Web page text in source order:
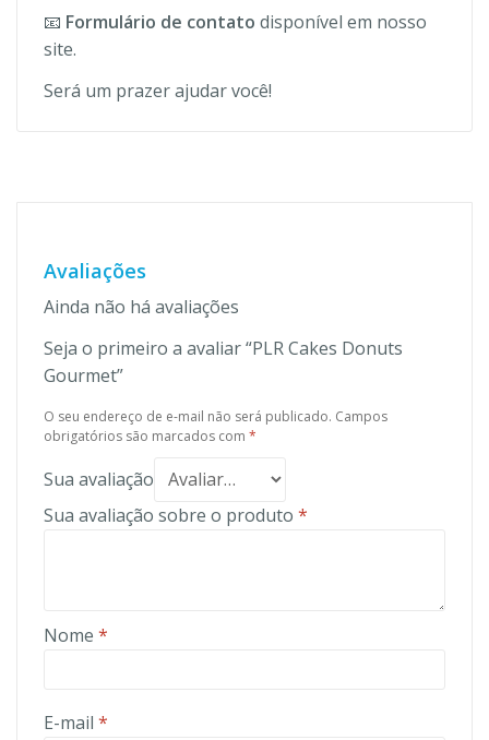
📧 Formulário de contato disponível em nosso
site.
Será um prazer ajudar você!
Avaliações
Ainda não há avaliações
Seja o primeiro a avaliar “PLR Cakes Donuts
Gourmet”
O seu endereço de e-mail não será publicado. Campos
obrigatórios são marcados com *
Sua avaliação
Sua avaliação sobre o produto *
Nome *
E-mail *